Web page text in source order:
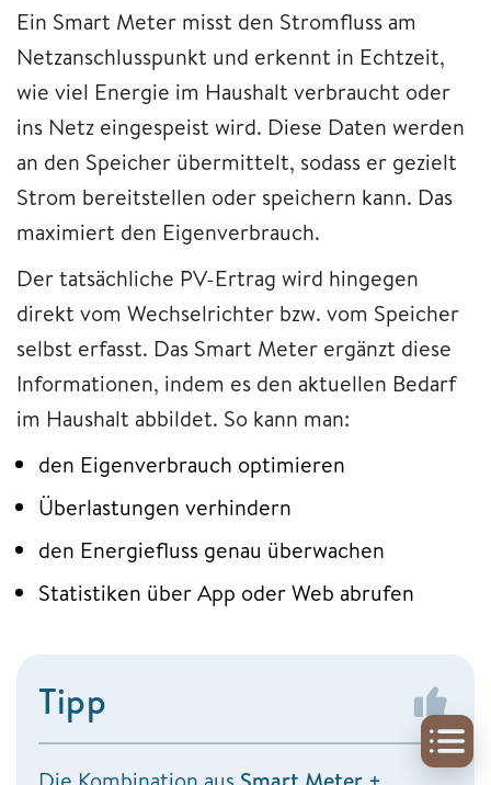
Ein Smart Meter misst den Stromfluss am
Netzanschlusspunkt und erkennt in Echtzeit,
wie viel Energie im Haushalt verbraucht oder
ins Netz eingespeist wird. Diese Daten werden
an den Speicher übermittelt, sodass er gezielt
Strom bereitstellen oder speichern kann. Das
maximiert den Eigenverbrauch.
Der tatsächliche PV-Ertrag wird hingegen
direkt vom Wechselrichter bzw. vom Speicher
selbst erfasst. Das Smart Meter ergänzt diese
Informationen, indem es den aktuellen Bedarf
im Haushalt abbildet. So kann man:
den Eigenverbrauch optimieren
Überlastungen verhindern
den Energiefluss genau überwachen
Statistiken über App oder Web abrufen
Tipp